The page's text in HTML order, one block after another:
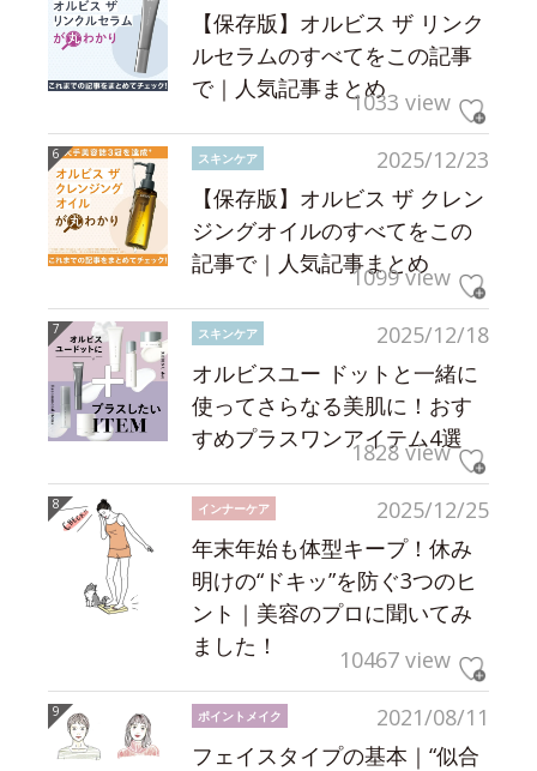
【保存版】オルビス ザ リンク
ルセラムのすべてをこの記事
で｜人気記事まとめ1033 view
2025/12/23
スキンケア
【保存版】オルビス ザ クレン
ジングオイルのすべてをこの
記事で｜人気記事まとめ
1099 view
2025/12/18
スキンケア
オルビスユー ドットと一緒に
使ってさらなる美肌に！おす
すめプラスワンアイテム4選
1828 view
2025/12/25
インナーケア
年末年始も体型キープ！休み
明けの“ドキッ”を防ぐ3つのヒ
ント｜美容のプロに聞いてみ
ました！
10467 view
2021/08/11
ポイントメイク
フェイスタイプの基本｜“似合